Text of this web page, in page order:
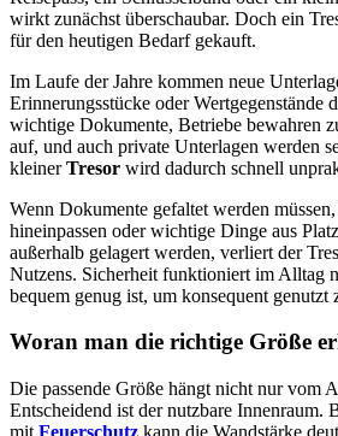
wirkt zunächst überschaubar. Doch ein
für den heutigen Bedarf gekauft.
Im Laufe der Jahre kommen neue
Erinnerungsstücke oder Wertgegenstände
wichtige Dokumente, Betriebe bewahren
auf, und auch private Unterlagen werden
kleinerTresor wird dadurch schnell
Wenn Dokumente gefaltet werden
hineinpassen oder wichtige Dinge aus
außerhalb gelagert werden, verliert der
Nutzens. Sicherheit funktioniert im Alltag
bequem genug ist, um konsequent genutzt
Woran man die richtige Größe
Die passende Größe hängt nicht nur vom
Entscheidend ist der nutzbare Innenraum.